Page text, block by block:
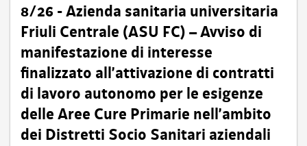
8/26 - Azienda sanitaria universitaria
Friuli Centrale (ASU FC) – Avviso di
manifestazione di interesse
finalizzato all’attivazione di contratti
di lavoro autonomo per le esigenze
delle Aree Cure Primarie nell’ambito
dei Distretti Socio Sanitari aziendali